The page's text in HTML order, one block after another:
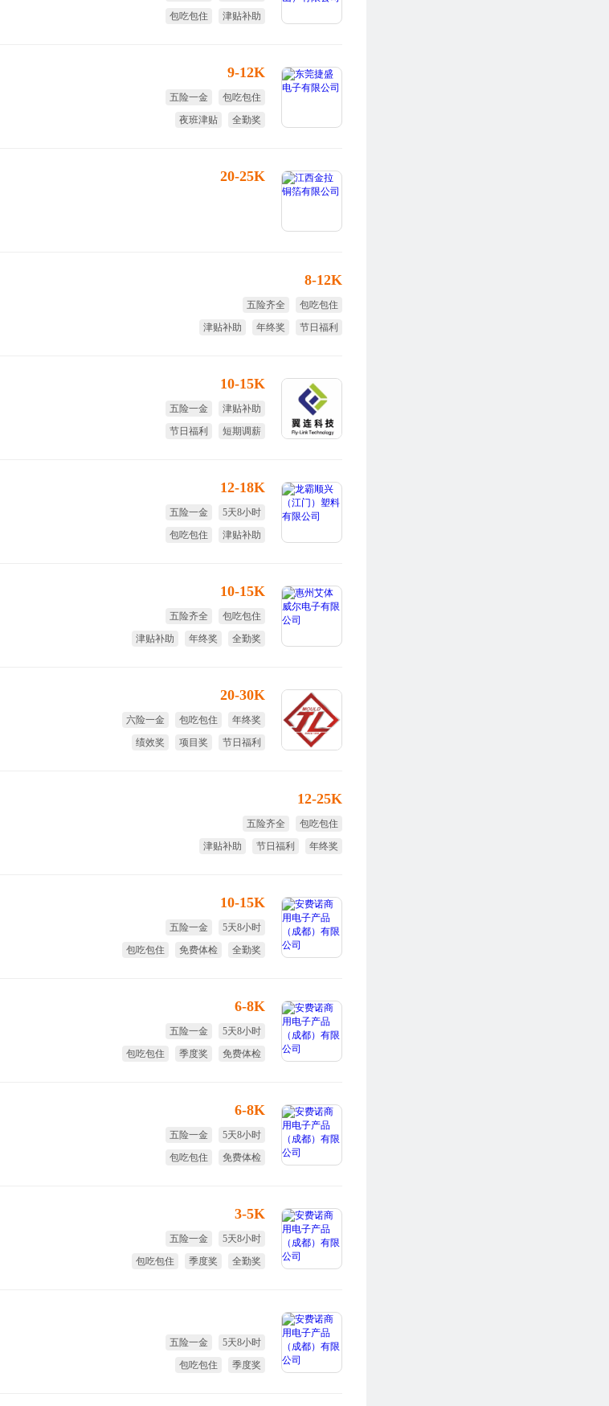
包吃包住
津贴补助
9-12K
五险一金
包吃包住
夜班津贴
全勤奖
20-25K
8-12K
五险齐全
包吃包住
津贴补助
年终奖
节日福利
10-15K
五险一金
津贴补助
节日福利
短期调薪
12-18K
五险一金
5天8小时
包吃包住
津贴补助
10-15K
五险齐全
包吃包住
津贴补助
年终奖
全勤奖
20-30K
六险一金 包吃包住
年终奖
绩效奖
项目奖 节日福利
12-25K
五险齐全
包吃包住
津贴补助
节日福利
年终奖
10-15K
五险一金
5天8小时
包吃包住
免费体检
全勤奖
6-8K
五险一金
5天8小时
包吃包住
季度奖
免费体检
6-8K
五险一金
5天8小时
包吃包住
免费体检
3-5K
五险一金
5天8小时
包吃包住
季度奖
全勤奖
五险一金
5天8小时
包吃包住
季度奖